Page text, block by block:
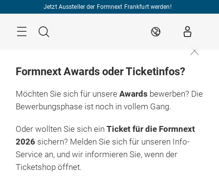
Jetzt Aussteller der Formnext Frankfurt werden!
Suche DE
Formnext Awards oder Ticketinfos?
Möchten Sie sich für unsere Awards bewerben? Die
Bewerbungsphase ist noch in vollem Gang.
Oder wollten Sie sich ein Ticket für die Formnext
2026 sichern? Melden Sie sich für unseren Info-
Service an, und wir informieren Sie, wenn der
Ticketshop öffnet.